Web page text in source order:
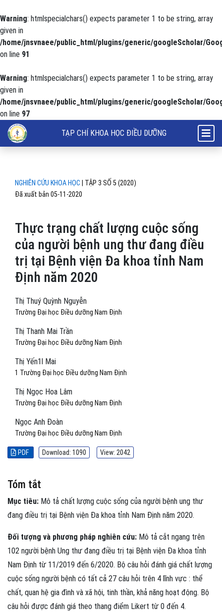
Warning: htmlspecialchars() expects parameter 1 to be string, array
given in
/home/jnsvnaee/public_html/plugins/generic/googleScholar/
on line 91
Warning: htmlspecialchars() expects parameter 1 to be string, array
given in
/home/jnsvnaee/public_html/plugins/generic/googleScholar/
on line 97
Thực trạng chất lượng cuộc sống của người bệnh ung thư đang
TẠP CHÍ KHOA HỌC ĐIỀU DƯỠNG
NGHIÊN CỨU KHOA HỌC TẬP 3 SỐ 5 (2020)
Thực trạng chất lượng cuộc sống
của người bệnh ung thư đang điều
trị tại Bệnh viện Đa khoa tỉnh Nam
Định năm 2020
Đã xuất bản 05-11-2020
Thị Thuý Quỳnh Nguyễn
Trường Đại học Điều dưỡng Nam Định
Thị Thanh Mai Trần
Trường Đại học Điều dưỡng Nam Định
Thị Yến1l Mai
1 Trường Đại học Điều dưỡng Nam Định
Thị Ngọc Hoa Lâm
Trường Đại học Điều dưỡng Nam Định
Ngọc Anh Đoàn
Trường Đại học Điều dưỡng Nam Định
PDF Download: 1090 View: 2042
Tóm tắt
Mục tiêu: Mô tả chất lượng cuộc sống của người bệnh ung thư
đang điều trị tại Bệnh viện Đa khoa tỉnh Nam Định năm 2020.
Đối tượng và phương pháp nghiên cứu: Mô tả cắt ngang trên
102 người bệnh Ung thư đang điều trị tại Bệnh viện Đa khoa tỉnh
Nam Định từ 11/2019 đến 6/2020. Bộ câu hỏi đánh giá chất lượng
cuộc sống người bệnh có tất cả 27 câu hỏi trên 4 lĩnh vực : thể
chất, quan hệ gia đình và xã hội, tinh thần, khả năng hoạt động. Bộ
câu hỏi được đánh giá theo thang điểm Likert từ 0 đến 4.